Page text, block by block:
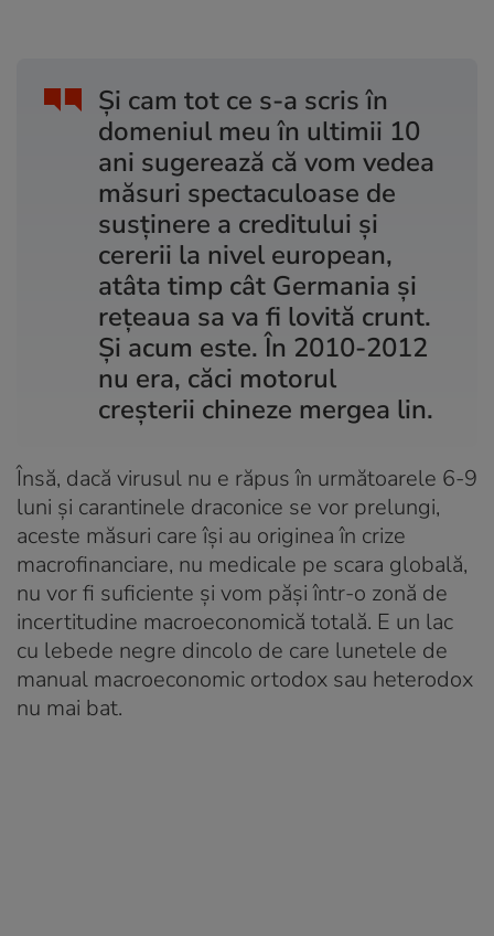
Și cam tot ce s-a scris în
domeniul meu în ultimii 10
ani sugerează că vom vedea
măsuri spectaculoase de
susținere a creditului și
cererii la nivel european,
atâta timp cât Germania și
rețeaua sa va fi lovită crunt.
Și acum este. În 2010-2012
nu era, căci motorul
creșterii chineze mergea lin.
Însă, dacă virusul nu e răpus în următoarele 6-9
luni și carantinele draconice se vor prelungi,
aceste măsuri care își au originea în crize
macrofinanciare, nu medicale pe scara globală,
nu vor fi suficiente și vom păși într-o zonă de
incertitudine macroeconomică totală. E un lac
cu lebede negre dincolo de care lunetele de
manual macroeconomic ortodox sau heterodox
nu mai bat.